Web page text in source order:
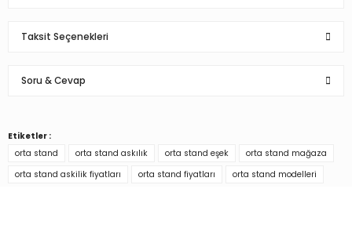
Memnuniyet
m... ö... | 12/10/2022
Taksit Seçenekleri
Soru & Cevap
Etiketler :
orta stand
orta stand askılık orta stand eşek
orta stand mağaza
orta stand askilik fiyatları
orta stand fiyatları orta stand modelleri